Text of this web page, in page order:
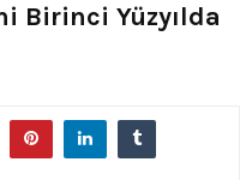
Birinci Yüzyılda